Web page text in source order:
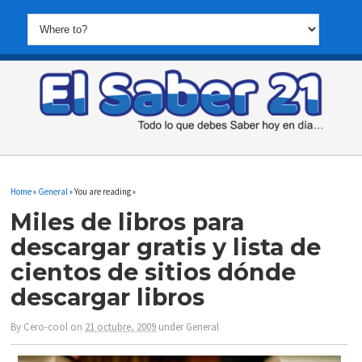
Home» General » You are reading »
Miles de libros para
descargar gratis y lista de
cientos de sitios dónde
descargar libros
By Cero-cool on 21 octubre, 2009 underGeneral